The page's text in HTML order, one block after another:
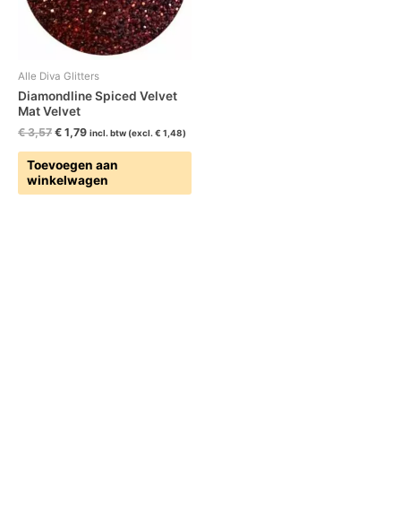
Alle Diva Glitters
Diamondline Spiced Velvet
Mat Velvet
€3,57 € 1,79 incl. btw (excl. € 1,48)
Toevoegen aan
winkelwagen